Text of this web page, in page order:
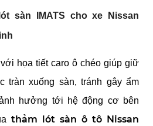
sàn IMATS cho xe Nissan
họa tiết caro ô chéo giúp giữ
tràn xuống sàn, tránh gây ẩm
hưởng tới hệ động cơ bên
thảm lót sàn ô tô Nissan